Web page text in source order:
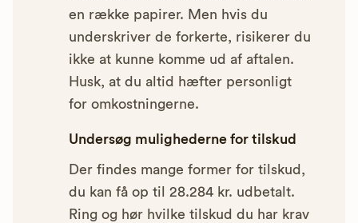
en række papirer. Men hvis du
underskriver de forkerte, risikerer du
ikke at kunne komme ud af aftalen.
Husk, at du altid hæfter personligt
for omkostningerne.
Undersøg mulighederne for tilskud
Der findes mange former for tilskud,
du kan få op til 28.284 kr. udbetalt.
Ring og hør hvilke tilskud du har krav